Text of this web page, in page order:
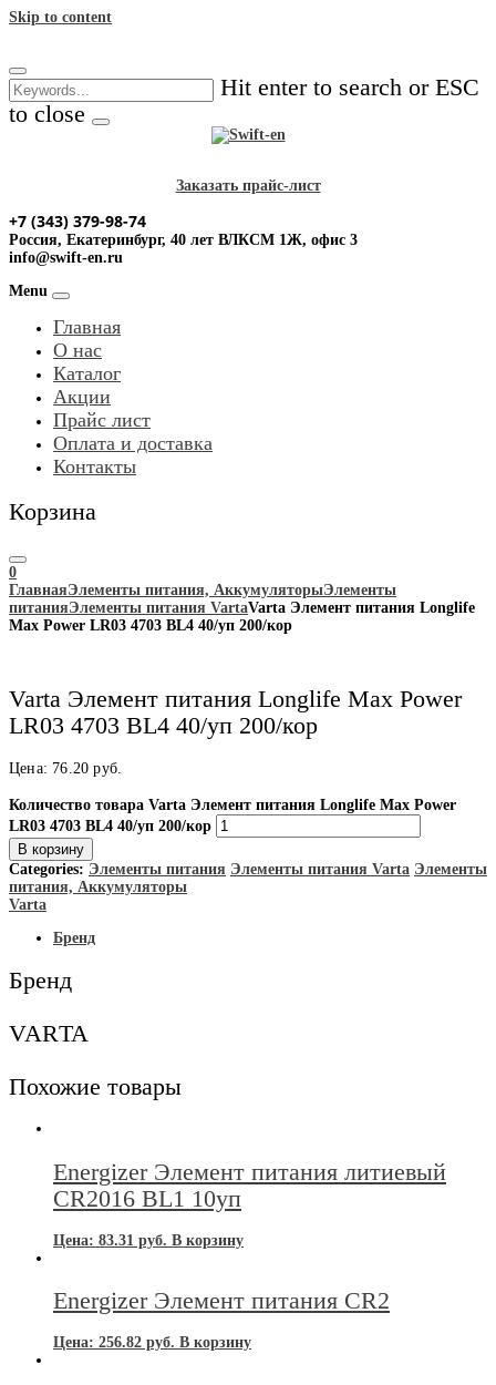
Skip to content
Hit enter to search or ESC
to close
Заказать прайс-лист
+7 (343) 379-98-74
Россия, Екатеринбург, 40 лет ВЛКСМ 1Ж, офис 3
info@swift-en.ru
Menu
Главная
О нас
Каталог
Акции
Прайс лист
Оплата и доставка
Контакты
Корзина
0
ГлавнаяЭлементы питания, АккумуляторыЭлементы
питанияЭлементы питания VartaVarta Элемент питания Longlife
Max Power LR03 4703 BL4 40/уп 200/кор
Varta Элемент питания Longlife Max Power
LR03 4703 BL4 40/уп 200/кор
Цена: 76.20 руб.
Количество товара Varta Элемент питания Longlife Max Power
LR03 4703 BL4 40/уп 200/кор
В корзину
Categories: Элементы питания Элементы питания Varta Элементы
питания, Аккумуляторы
Varta
Бренд
Бренд
VARTA
Похожие товары
Energizer Элемент питания литиевый
CR2016 BL1 10уп
Цена: 83.31 руб. В корзину
Energizer Элемент питания CR2
Цена: 256.82 руб. В корзину